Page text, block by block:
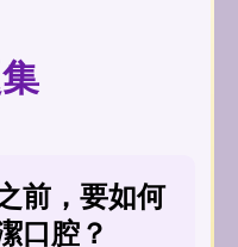
前，要如何
口腔？